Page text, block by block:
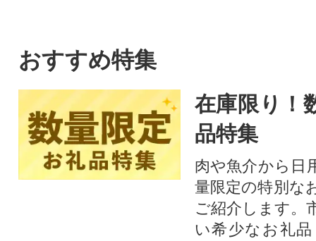
おすすめ特集
在庫限り！
品特集
肉や魚介から日
量限定の特別な
ご紹介します。
い希少なお礼